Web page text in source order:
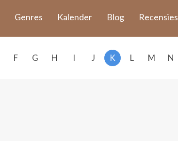
Genres Kalender Blog Recensies
F G H I J K L M N